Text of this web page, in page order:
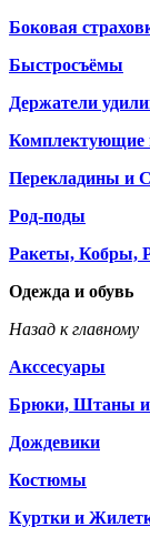
Боковая
Быстросъёмы
Держатели
Комплектующие
Перекладины и
Род-поды
Ракеты, Кобры,
Одежда и обувь
Назад к главному
Акссесуары
Брюки, Штаны и
Дождевики
Костюмы
Куртки и